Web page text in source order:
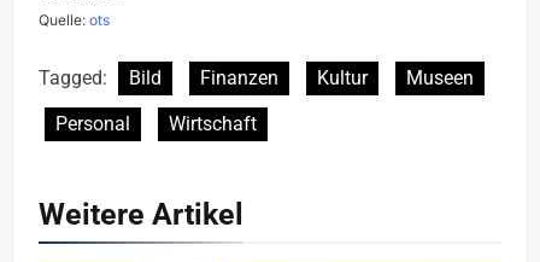
Quelle: ots
Tagged: Bild Finanzen Kultur
Museen
Personal
Wirtschaft
Weitere Artikel